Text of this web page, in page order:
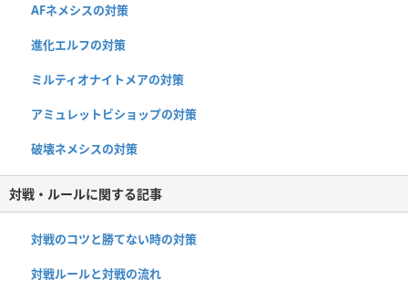
AFネメシスの対策
進化エルフの対策
ミルティオナイトメアの対策
アミュレットビショップの対策
破壊ネメシスの対策
対戦・ルールに関する記事
対戦のコツと勝てない時の対策
対戦ルールと対戦の流れ